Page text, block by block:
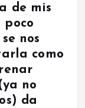
de mis
poco
nos
como
no
da